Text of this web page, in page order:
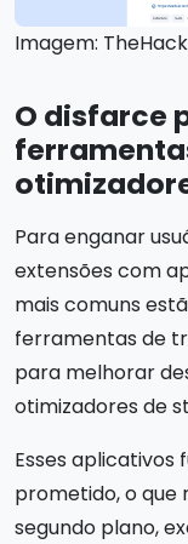
Imagem:
O disfarce
Para enganar
extensões com
mais comuns
ferramentas de
para melhorar
otimizadores de
Esses
prometido, o que
segundo plano,